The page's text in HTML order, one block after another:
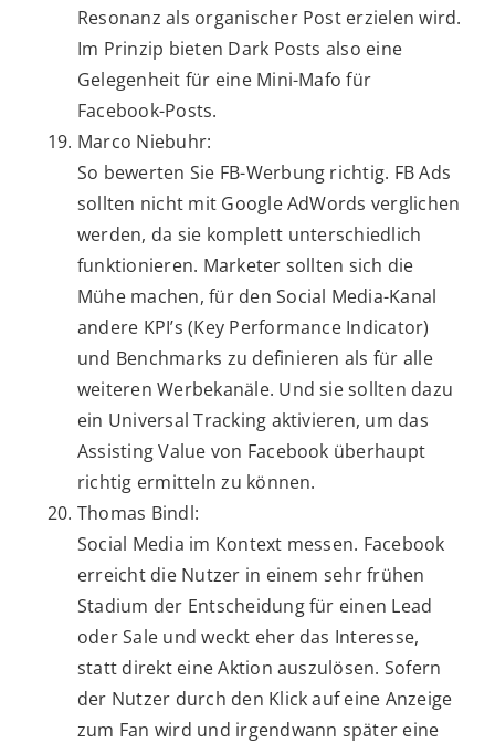
Resonanz als organischer Post erzielen wird.
Im Prinzip bieten Dark Posts also eine
Gelegenheit für eine Mini-Mafo für
Facebook-Posts.
Marco Niebuhr:
So bewerten Sie FB-Werbung richtig. FB Ads
sollten nicht mit Google AdWords verglichen
werden, da sie komplett unterschiedlich
funktionieren. Marketer sollten sich die
Mühe machen, für den Social Media-Kanal
andere KPI’s (Key Performance Indicator)
und Benchmarks zu definieren als für alle
weiteren Werbekanäle. Und sie sollten dazu
ein Universal Tracking aktivieren, um das
Assisting Value von Facebook überhaupt
richtig ermitteln zu können.
Thomas Bindl:
Social Media im Kontext messen. Facebook
erreicht die Nutzer in einem sehr frühen
Stadium der Entscheidung für einen Lead
oder Sale und weckt eher das Interesse,
statt direkt eine Aktion auszulösen. Sofern
der Nutzer durch den Klick auf eine Anzeige
zum Fan wird und irgendwann später eine